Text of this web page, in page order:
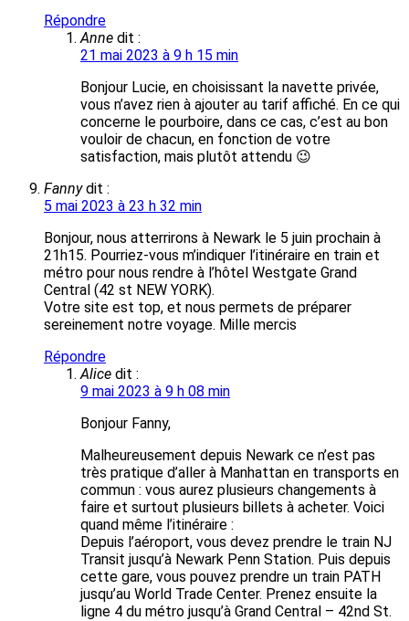
Répondre
Anne dit :
21 mai 2023 à 9 h 15 min
Bonjour Lucie, en choisissant la navette privée,
vous n’avez rien à ajouter au tarif affiché. En ce qui
concerne le pourboire, dans ce cas, c’est au bon
vouloir de chacun, en fonction de votre
satisfaction, mais plutôt attendu 😉
Fanny dit :
5 mai 2023 à 23 h 32 min
Bonjour, nous atterrirons à Newark le 5 juin prochain à
21h15. Pourriez-vous m’indiquer l’itinéraire en train et
métro pour nous rendre à l’hôtel Westgate Grand
Central (42 st NEW YORK).
Votre site est top, et nous permets de préparer
sereinement notre voyage. Mille mercis
Répondre
Alice dit :
9 mai 2023 à 9 h 08 min
Bonjour Fanny,
Malheureusement depuis Newark ce n’est pas
très pratique d’aller à Manhattan en transports en
commun : vous aurez plusieurs changements à
faire et surtout plusieurs billets à acheter. Voici
quand même l’itinéraire :
Depuis l’aéroport, vous devez prendre le train NJ
Transit jusqu’à Newark Penn Station. Puis depuis
cette gare, vous pouvez prendre un train PATH
jusqu’au World Trade Center. Prenez ensuite la
ligne 4 du métro jusqu’à Grand Central – 42nd St.